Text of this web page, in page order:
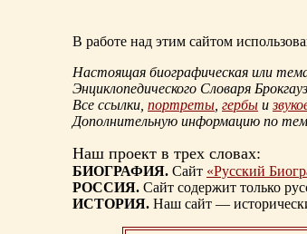
В работе над этим сайтом
Настоящая биографическая или
Энциклопедического Словаря
Все ссылки, портреты гербы и
Дополнительную информацию по
Наш проект в трех словах:
БИОГРАФИЯ. Сайт «Русский
РОССИЯ. Сайт содержит только
ИСТОРИЯ. Наш сайт —